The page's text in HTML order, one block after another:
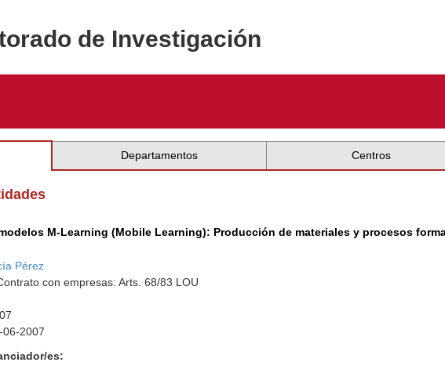
de Investigación
Departamentos Centros
M-Learning (Mobile Learning): Producción de materiales y procesos
Pérez
con empresas: Arts. 68/83 LOU
06-2007
es: